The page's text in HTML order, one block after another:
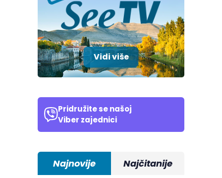
Vidi više
Pridružite se našoj
Viber zajednici
Najnovije Najčitanije